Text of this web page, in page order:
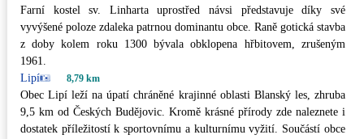
Farní kostel sv. Linharta uprostřed návsi představuje díky své
vyvýšené poloze zdaleka patrnou dominantu obce. Raně gotická stavba
z doby kolem roku 1300 bývala obklopena hřbitovem, zrušeným
1961.
Lipí
8,79 km
Obec Lipí leží na úpatí chráněné krajinné oblasti Blanský les, zhruba
9,5 km od Českých Budějovic. Kromě krásné přírody zde naleznete i
dostatek příležitostí k sportovnímu a kulturnímu vyžití. Součástí obce